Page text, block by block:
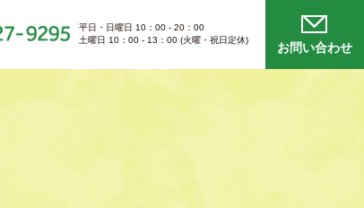
平日・日曜日 10：00 - 20：00
土曜日 10：00 - 13：00 (火曜・祝日定休)
お問い合わせ